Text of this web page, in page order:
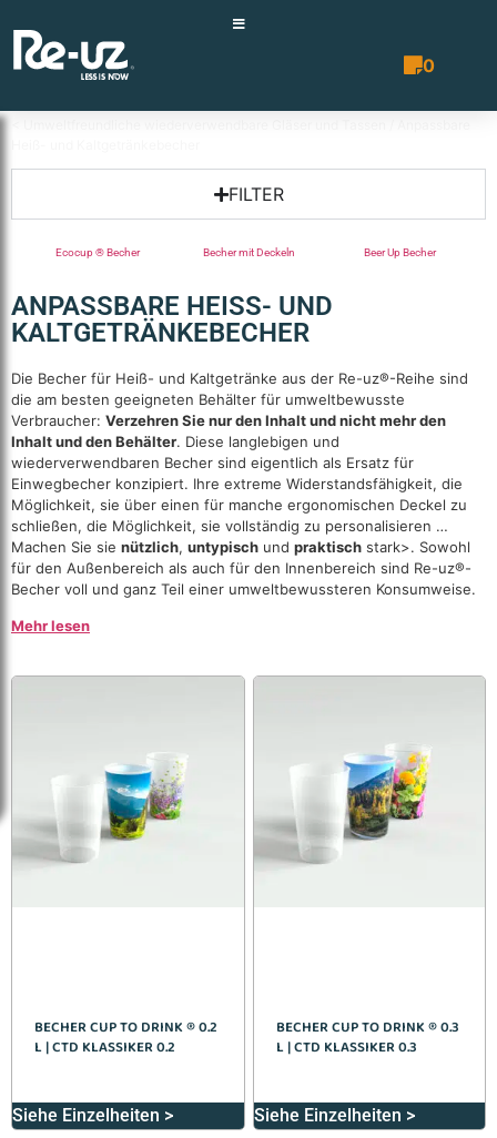
0
FILTER
Ecocup ® Becher Becher mit Deckeln Beer Up Becher
ANPASSBARE HEISS- UND K
ALTGETRÄNKEBECHER
Die Becher für Heiß- und Kaltgetränke aus der Re-uz®-Reihe sind
die am besten geeigneten Behälter für umweltbewusste
Verbraucher: Verzehren Sie nur den Inhalt und nicht mehr den
Inhalt und den Behälter. Diese langlebigen und
wiederverwendbaren Becher sind eigentlich als Ersatz für
Einwegbecher konzipiert. Ihre extreme Widerstandsfähigkeit, die
Möglichkeit, sie über einen für manche ergonomischen Deckel zu
schließen, die Möglichkeit, sie vollständig zu personalisieren …
Machen Sie sie nützlich, untypisch und praktisch stark>. Sowohl
für den Außenbereich als auch für den Innenbereich sind Re-uz®-
Becher voll und ganz Teil einer umweltbewussteren Konsumweise.
Mehr lesen
BECHER CUP TO DRINK ® 0.2
L | CTD KLASSIKER 0.2
Siehe Einzelheiten >
BECHER CUP TO DRINK ® 0.3
L | CTD KLASSIKER 0.3
Siehe Einzelheiten >